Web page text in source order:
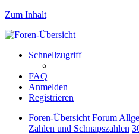
Zum Inhalt
Schnellzugriff
FAQ
Anmelden
Registrieren
Foren-Übersicht Forum
Zahlen und Schnapszahlen